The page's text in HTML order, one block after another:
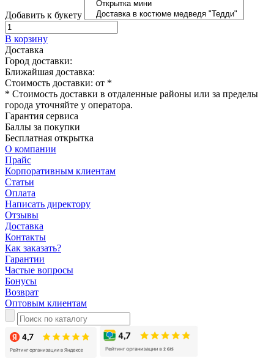
Добавить к букету
В корзину
Доставка
Город доставки:
Ближайшая доставка:
Стоимость доставки: от *
* Стоимость доставки в отдаленные районы или за пределы
города уточняйте у оператора.
Гарантия сервиса
Баллы за покупки
Бесплатная открытка
О компании
Прайс
Корпоративным клиентам
Статьи
Оплата
Написать директору
Отзывы
Доставка
Контакты
Как заказать?
Гарантии
Частые вопросы
Бонусы
Возврат
Оптовым клиентам